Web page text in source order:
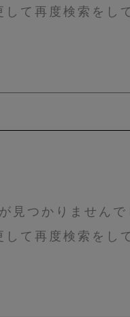
て再度検索をし
見つかりませんで
て再度検索をし